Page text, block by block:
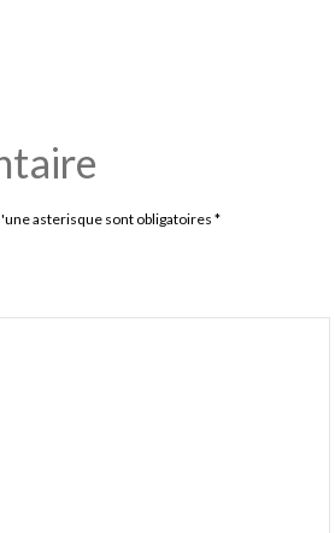
asterisque sont obligatoires *